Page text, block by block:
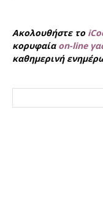
Ακολουθήστε το
κορυφαία on-line
καθημερινή